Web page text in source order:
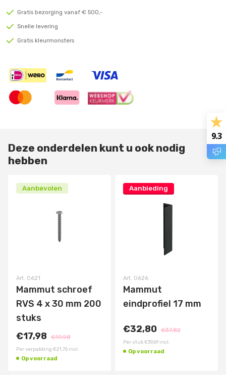
Gratis bezorging vanaf € 500,-
Snelle levering
Gratis kleurmonsters
Deze onderdelen kunt u ook nodig
hebben
Aanbevolen
Art. 0621
Mammut schroef
RVS 4 x 30 mm 200
stuks
€17,98 €19,98
Per verpakking €21,76 incl.
Op voorraad
Aanbieding
Art. 0626
Mammut
eindprofiel 17 mm
€32,80 €37,82
Per stuk€39,69 incl.
Op voorraad
9.3